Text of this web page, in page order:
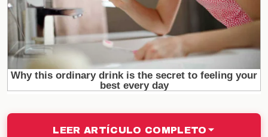
Las actuaciones en las películas de acción son
cruciales para su éxito. Actores y actrices de
renombre han dado vida a personajes que se
convierten en íconos. La química entre el elenco y
su capacidad para transmitir emociones intensas
película en la audiencia. Algunos de estos actores
incluso han realizado sus propias acrobacias, lo que
LEER ARTÍCULO COMPLETO